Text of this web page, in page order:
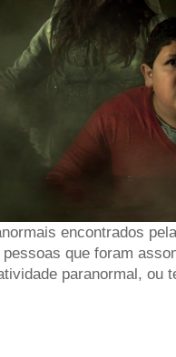
encontrados
que foram
paranormal, ou